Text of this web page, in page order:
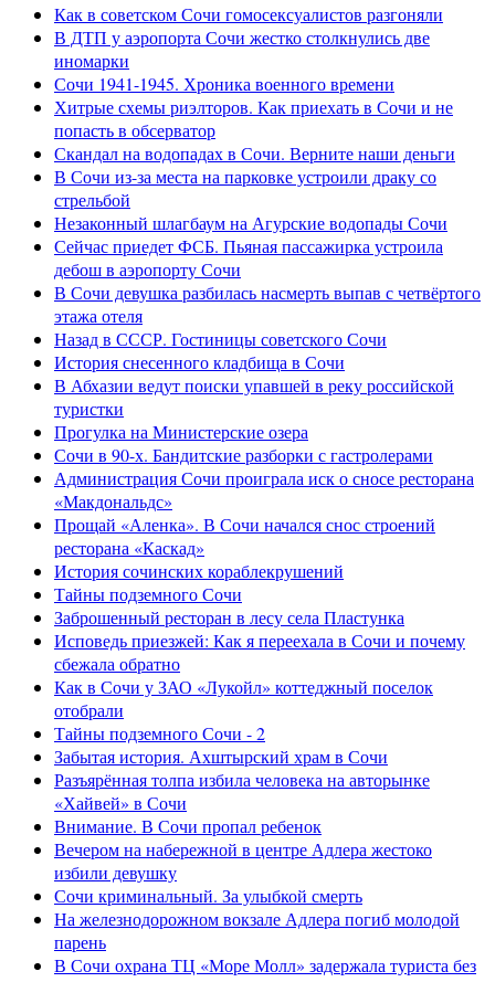
Как в советском Сочи гомосексуалистов разгоняли
В ДТП у аэропорта Сочи жестко столкнулись две
иномарки
Сочи 1941-1945. Хроника военного времени
Хитрые схемы риэлторов. Как приехать в Сочи и не
попасть в обсерватор
Скандал на водопадах в Сочи. Верните наши деньги
В Сочи из-за места на парковке устроили драку со
стрельбой
Незаконный шлагбаум на Агурские водопады Сочи
Сейчас приедет ФСБ. Пьяная пассажирка устроила
дебош в аэропорту Сочи
В Сочи девушка разбилась насмерть выпав с четвёртого
этажа отеля
Назад в СССР. Гостиницы советского Сочи
История снесенного кладбища в Сочи
В Абхазии ведут поиски упавшей в реку российской
туристки
Прогулка на Министерские озера
Сочи в 90-х. Бандитские разборки с гастролерами
Администрация Сочи проиграла иск о сносе ресторана
«Макдональдс»
Прощай «Аленка». В Сочи начался снос строений
ресторана «Каскад»
История сочинских кораблекрушений
Тайны подземного Сочи
Заброшенный ресторан в лесу села Пластунка
Исповедь приезжей: Как я переехала в Сочи и почему
сбежала обратно
Как в Сочи у ЗАО «Лукойл» коттеджный поселок
отобрали
Тайны подземного Сочи - 2
Забытая история. Ахштырский храм в Сочи
Разъярённая толпа избила человека на авторынке
«Хайвей» в Сочи
Внимание. В Сочи пропал ребенок
Вечером на набережной в центре Адлера жестоко
избили девушку
Сочи криминальный. За улыбкой смерть
На железнодорожном вокзале Адлера погиб молодой
парень
В Сочи охрана ТЦ «Море Молл» задержала туриста без